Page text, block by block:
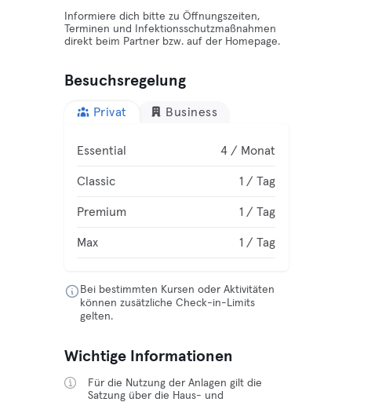
Informiere dich bitte zu Öffnungszeiten,
Terminen und Infektionsschutzmaßnahmen
direkt beim Partner bzw. auf der Homepage.
Besuchsregelung
Privat Business
Essential 4 / Monat
Classic 1 / Tag
Premium 1 / Tag
Max 1 / Tag
Bei bestimmten Kursen oder Aktivitäten
können zusätzliche Check-in-Limits
gelten.
Wichtige Informationen
Für die Nutzung der Anlagen gilt die
Satzung über die Haus- und